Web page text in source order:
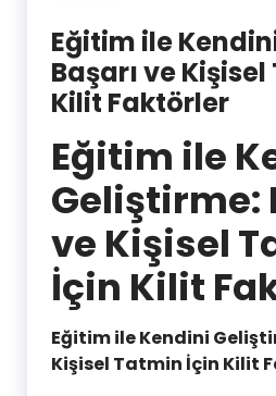
Eğitim ile
Başarı ve
Kilit Faktörler
Eğitim ile
Geliştirme:
ve Kişisel
İçin Kilit
Eğitim ile Kendini
Kişisel Tatmin İçin Kilit